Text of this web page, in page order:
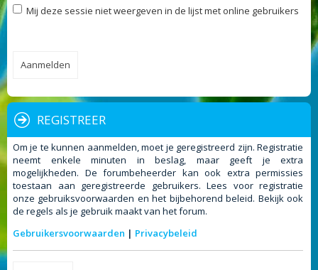
Mij deze sessie niet weergeven in de lijst met online gebruikers
REGISTREER
Om je te kunnen aanmelden, moet je geregistreerd zijn. Registratie
neemt enkele minuten in beslag, maar geeft je extra
mogelijkheden. De forumbeheerder kan ook extra permissies
toestaan aan geregistreerde gebruikers. Lees voor registratie
onze gebruiksvoorwaarden en het bijbehorend beleid. Bekijk ook
de regels als je gebruik maakt van het forum.
Gebruikersvoorwaarden | Privacybeleid